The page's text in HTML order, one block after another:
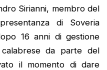
Sirianni, membro del
di Soveria
16 anni di gestione
calabrese da parte del
il momento di dare